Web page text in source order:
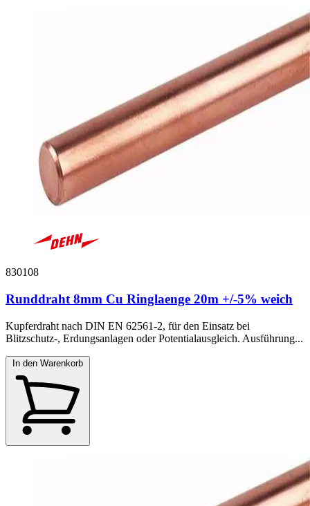
830108
Runddraht 8mm Cu Ringlaenge 20m +/-5% weich
Kupferdraht nach DIN EN 62561-2, für den Einsatz bei
Blitzschutz-, Erdungsanlagen oder Potentialausgleich. Ausführung...
In den Warenkorb